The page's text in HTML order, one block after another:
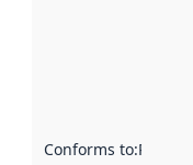
Conforms to: